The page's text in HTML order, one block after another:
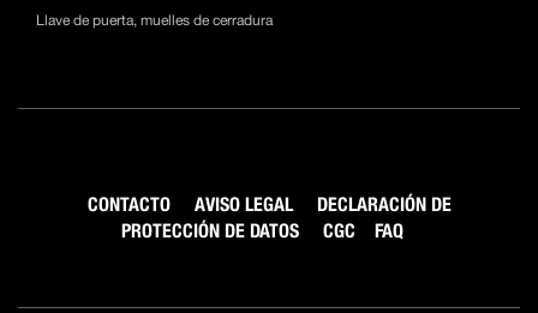
Llave de puerta, muelles de cerradura
CONTACTO AVISO LEGAL
DECLARACIÓN DE
PROTECCIÓN DE DATOS
CGC FAQ